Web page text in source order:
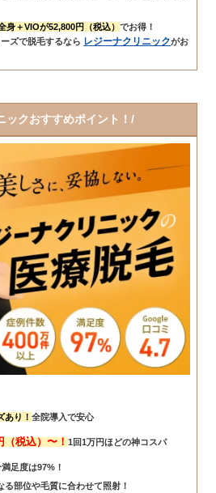
身＋VIOが52,800円（税込）でお得！
ズで脱毛するなら レジーナクリニックがお
ックおすすめポイント！/
あり！全院導入で安心
（税込）〜！1回1万円ほどの神コスパ
足度は97%！
る部位や毛質に合わせて照射！